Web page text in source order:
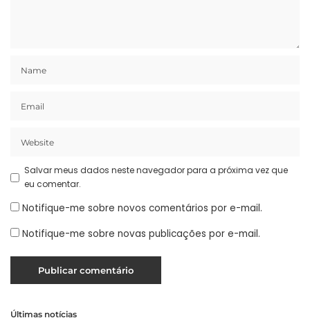
Salvar meus dados neste navegador para a próxima vez que
eu comentar.
Notifique-me sobre novos comentários por e-mail.
Notifique-me sobre novas publicações por e-mail.
Últimas notícias